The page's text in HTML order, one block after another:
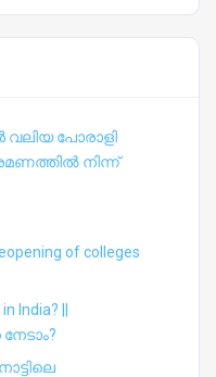
പോരാളി
നിന്ന്
of colleges
India? ||